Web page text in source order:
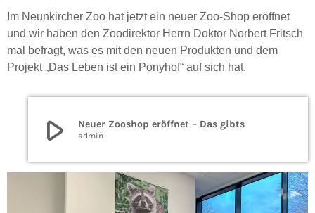
Im Neunkircher Zoo hat jetzt ein neuer Zoo-Shop eröffnet
und wir haben den Zoodirektor Herrn Doktor Norbert Fritsch
mal befragt, was es mit den neuen Produkten und dem
Projekt „Das Leben ist ein Ponyhof“ auf sich hat.
play_arrow Neuer Zooshop eröffnet – Das gibts
admin